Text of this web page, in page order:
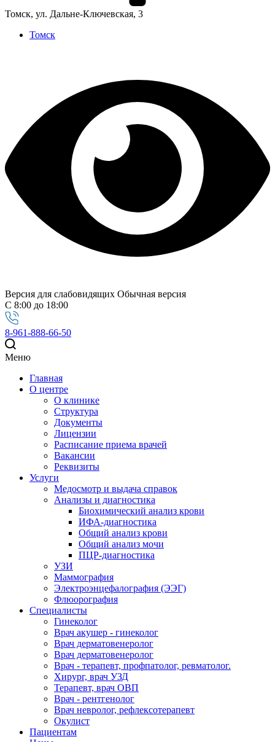
Томск, ул. Дальне-Ключевская, 3
Томск
Версия для слабовидящих Обычная версия
С 8:00 до 18:00
8-961-888-66-50
Меню
Главная
О центре
О клинике
Структура
Документы
Лицензии
Расписание приема врачей
Вакансии
Реквизиты
Услуги
Медосмотр и выдача справок
Анализы и диагностика
Биохимический анализ крови
ИФА-диагностика
Общий анализ крови
Общий анализ мочи
ПЦР-диагностика
УЗИ
Маммография
Электроэнцефалография (ЭЭГ)
Флюорография
Специалисты
Гинеколог
Врач акушер - гинеколог
Врач дерматовенеролог
Врач дерматовенеролог
Врач - терапевт, профпатолог, ревматолог.
Хирург, врач УЗД
Терапевт, врач ОВП
Врач - рентгенолог
Врач невролог, рефлексотерапевт
Окулист
Пациентам